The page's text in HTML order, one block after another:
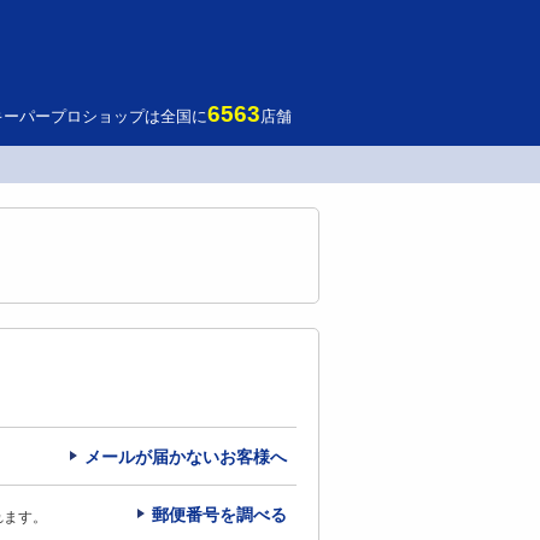
ーパープロショップは全国に6563店舗
メールが届かないお客様へ
す。 郵便番号を調べる